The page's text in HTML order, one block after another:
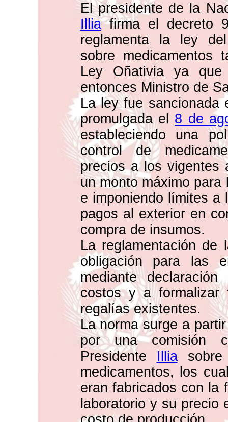
El presidente de la
Illiafirma el decreto
reglamenta la ley
sobre medicamentos
Ley Oñativia ya
entonces Ministro de
La ley fue sancionada
promulgada el 8 de
estableciendo una
control de
precios a los vigentes
un monto máximo
e imponiendo límites a
pagos al exterior en
compra de insumos.
La reglamentación de
obligación para las
mediante
costos y a formalizar
regalías existentes.
La norma surge a
por una comisión
Presidente Illiasobre
medicamentos, los
eran fabricados con la
laboratorio y su precio